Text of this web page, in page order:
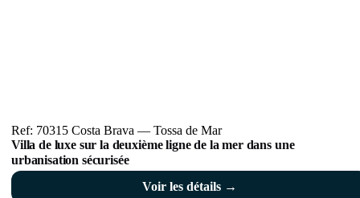
Ref: 70315 Costa Brava — Tossa de Mar
Villa de luxe sur la deuxième ligne de la mer dans une
urbanisation sécurisée
Voir les détails →